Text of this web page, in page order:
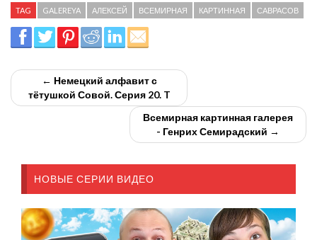
TAG GALEREYA АЛЕКСЕЙ ВСЕМИРНАЯ КАРТИННАЯ САВРАСОВ
← Немецкий алфавит с
тётушкой Совой. Серия 20. T
Всемирная картинная галерея
- Генрих Семирадский →
НОВЫЕ СЕРИИ ВИДЕО